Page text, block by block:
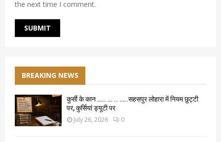
the next time I comment.
BREAKING NEWS
कुर्सी के कान ….. … .. …..सहसपुर लोहारा में नियम छुट्टी
पर, कुर्सियां ड्यूटी पर
July 26, 2026 0